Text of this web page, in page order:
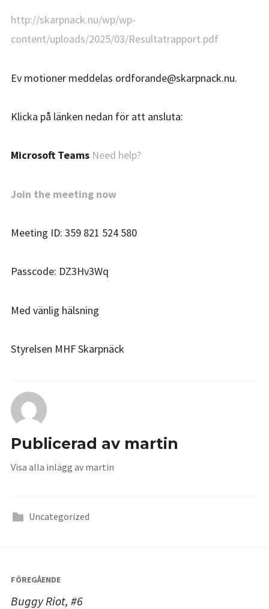
http://skarpnack.nu/wp/wp-
content/uploads/2025/03/Resultatrapport.pdf
Ev motioner meddelas ordforande@skarpnack.nu.
Klicka på länken nedan för att ansluta:
Microsoft Teams Need help?
Join the meeting now
Meeting ID: 359 821 524 580
Passcode: DZ3Hv3Wq
Med vänlig hälsning
Styrelsen MHF Skarpnäck
Publicerad av martin
Visa alla inlägg av martin
Uncategorized
Inläggsnavigering
FÖREGÅENDE
Buggy Riot, #6